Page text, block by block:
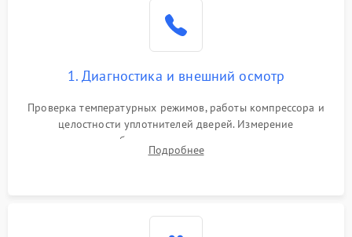
работе
2000 ₽ Подробнее →
1000 ₽
1800 ₽
1. Диагностика и внешний осмотр
Проверка температурных режимов, работы компрессора и
целостности уплотнителей дверей. Измерение
сопротивления обмоток мотора, проверка термостата и
считывание кодов ошибок с электронного дисплея.
Подробнее